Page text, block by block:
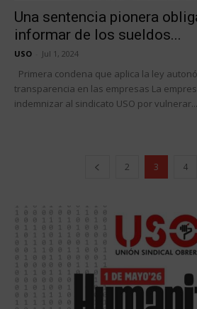
Una sentencia pionera
informar de los sueldos...
USO Jul 1, 2024
Primera condena que aplica la ley
transparencia en las empresas La
indemnizar al sindicato USO por vulnerar...
2 3 4